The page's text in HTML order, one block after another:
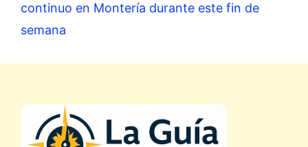
continuo en Montería durante este fin de
semana